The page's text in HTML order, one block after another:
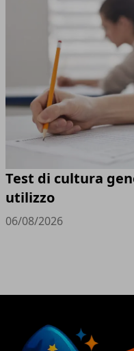
Test di cultura
utilizzo
06/08/2026